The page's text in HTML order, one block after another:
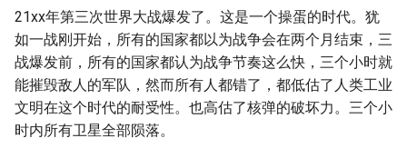
21xx年第三次世界大战爆发了。这是一个操蛋的时代。犹
如一战刚开始，所有的国家都以为战争会在两个月结束，三
战爆发前，所有的国家都认为战争节奏这么快，三个小时就
能摧毁敌人的军队，然而所有人都错了，都低估了人类工业
文明在这个时代的耐受性。也高估了核弹的破坏力。三个小
时内所有卫星全部陨落。